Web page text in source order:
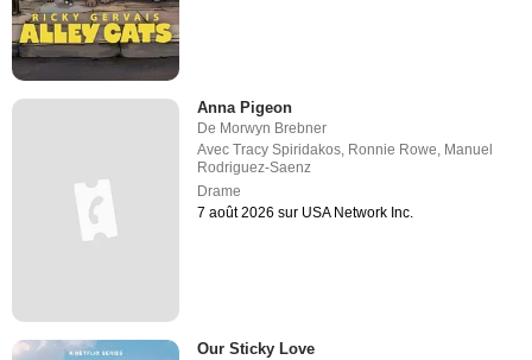
Anna Pigeon
De Morwyn Brebner
AvecTracy Spiridakos, Ronnie Rowe, Manuel
Rodriguez-Saenz
Drame
7 août 2026 sur USA Network Inc.
Our Sticky Love